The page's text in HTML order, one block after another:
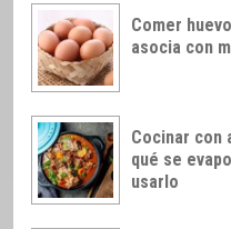
Comer
asocia con
Cocinar con
qué se
usarlo